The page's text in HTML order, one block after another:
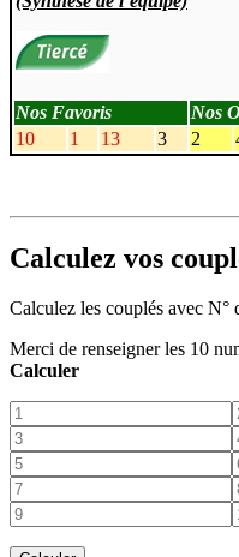
Nos Favoris Nos
10
1 13 3 2
Calculez vos
Calculez les couplés avec N°
Merci de renseigner les 10
Calculer